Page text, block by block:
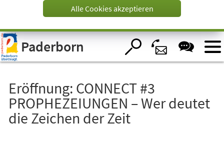
Visuelle
Assistenzsoftware
öffnen.
Alle Cookies akzeptieren
Paderborn
Eröffnung: CONNECT #3
PROPHEZEIUNGEN – Wer deutet
die Zeichen der Zeit